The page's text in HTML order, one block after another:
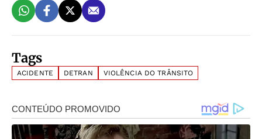
Tags
ACIDENTE DETRAN VIOLÊNCIA DO TRÂNSITO